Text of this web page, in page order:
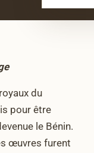
Les
du
pour être
le Bénin.
œuvres furent